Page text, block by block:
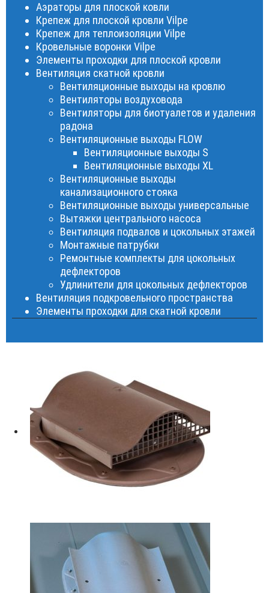
Аэраторы для плоской ковли
Крепеж для плоской кровли Vilpe
Крепеж для теплоизоляции Vilpe
Кровельные воронки Vilpe
Элементы проходки для плоской кровли
Вентиляция скатной кровли
Вентиляционные выходы на кровлю
Вентиляторы воздуховода
Вентиляторы для биотуалетов и удаления
радона
Вентиляционные выходы FLOW
Вентиляционные выходы S
Вентиляционные выходы XL
Вентиляционные выходы
канализационного стояка
Вентиляционные выходы универсальные
Вытяжки центрального насоса
Вентиляция подвалов и цокольных этажей
Монтажные патрубки
Ремонтные комплекты для цокольных
дефлекторов
Удлинители для цокольных дефлекторов
Вентиляция подкровельного пространства
Элементы проходки для скатной кровли